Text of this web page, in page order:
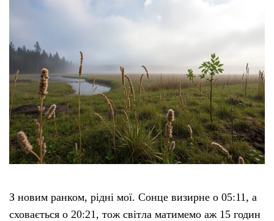
Редакційна політика
Етичний кодекс
Рекламні прайси
Про нас
З новим ранком, рідні мої. Сонце визирне о 05:11, а
сховається о 20:21, тож світла матимемо аж 15 годин